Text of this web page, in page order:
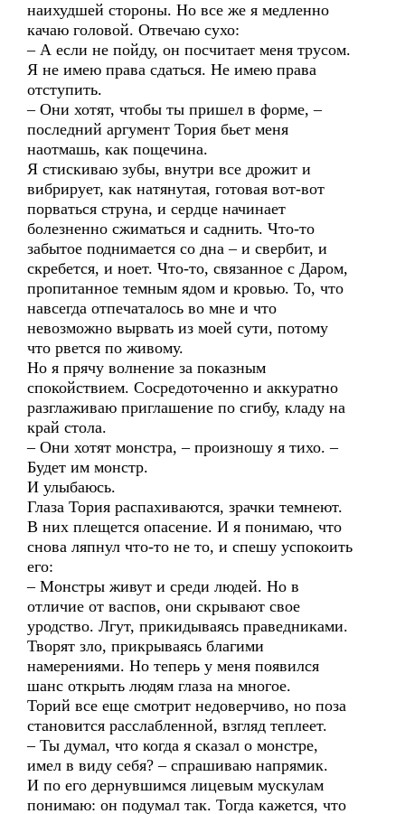
наихудшей стороны. Но все же я медленно
качаю головой. Отвечаю сухо:
– А если не пойду, он посчитает меня трусом.
Я не имею права сдаться. Не имею права
отступить.
– Они хотят, чтобы ты пришел в форме, –
последний аргумент Тория бьет меня
наотмашь, как пощечина.
Я стискиваю зубы, внутри все дрожит и
вибрирует, как натянутая, готовая вот-вот
порваться струна, и сердце начинает
болезненно сжиматься и саднить. Что-то
забытое поднимается со дна – и свербит, и
скребется, и ноет. Что-то, связанное с Даром,
пропитанное темным ядом и кровью. То, что
навсегда отпечаталось во мне и что
невозможно вырвать из моей сути, потому
что рвется по живому.
Но я прячу волнение за показным
спокойствием. Сосредоточенно и аккуратно
разглаживаю приглашение по сгибу, кладу на
край стола.
– Они хотят монстра, – произношу я тихо. –
Будет им монстр.
И улыбаюсь.
Глаза Тория распахиваются, зрачки темнеют.
В них плещется опасение. И я понимаю, что
снова ляпнул что-то не то, и спешу успокоить
его:
– Монстры живут и среди людей. Но в
отличие от васпов, они скрывают свое
уродство. Лгут, прикидываясь праведниками.
Творят зло, прикрываясь благими
намерениями. Но теперь у меня появился
шанс открыть людям глаза на многое.
Торий все еще смотрит недоверчиво, но поза
становится расслабленной, взгляд теплеет.
– Ты думал, что когда я сказал о монстре,
имел в виду себя? – спрашиваю напрямик.
И по его дернувшимся лицевым мускулам
понимаю: он подумал так. Тогда кажется, что